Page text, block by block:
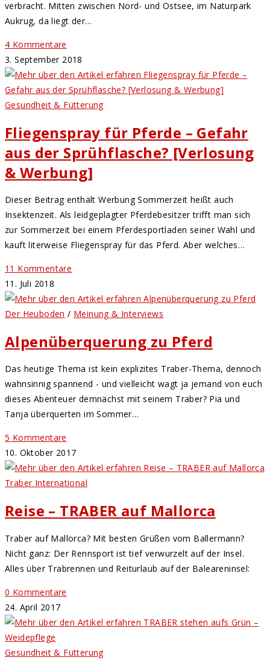
verbracht. Mitten zwischen Nord- und Ostsee, im Naturpark
Aukrug, da liegt der…
4 Kommentare
3. September 2018
Gesundheit & Fütterung
Fliegenspray für Pferde – Gefahr
aus der Sprühflasche? [Verlosung
& Werbung]
Dieser Beitrag enthält Werbung Sommerzeit heißt auch
Insektenzeit. Als leidgeplagter Pferdebesitzer trifft man sich
zur Sommerzeit bei einem Pferdesportladen seiner Wahl und
kauft literweise Fliegenspray für das Pferd. Aber welches…
11 Kommentare
11. Juli 2018
Der Heuboden / Meinung & Interviews
Alpenüberquerung zu Pferd
Das heutige Thema ist kein explizites Traber-Thema, dennoch
wahnsinnig spannend - und vielleicht wagt ja jemand von euch
dieses Abenteuer demnächst mit seinem Traber? Pia und
Tanja überquerten im Sommer…
5 Kommentare
10. Oktober 2017
Traber International
Reise – TRABER auf Mallorca
Traber auf Mallorca? Mit besten Grüßen vom Ballermann?
Nicht ganz: Der Rennsport ist tief verwurzelt auf der Insel.
Alles über Trabrennen und Reiturlaub auf der Baleareninsel:
0 Kommentare
24. April 2017
Gesundheit & Fütterung